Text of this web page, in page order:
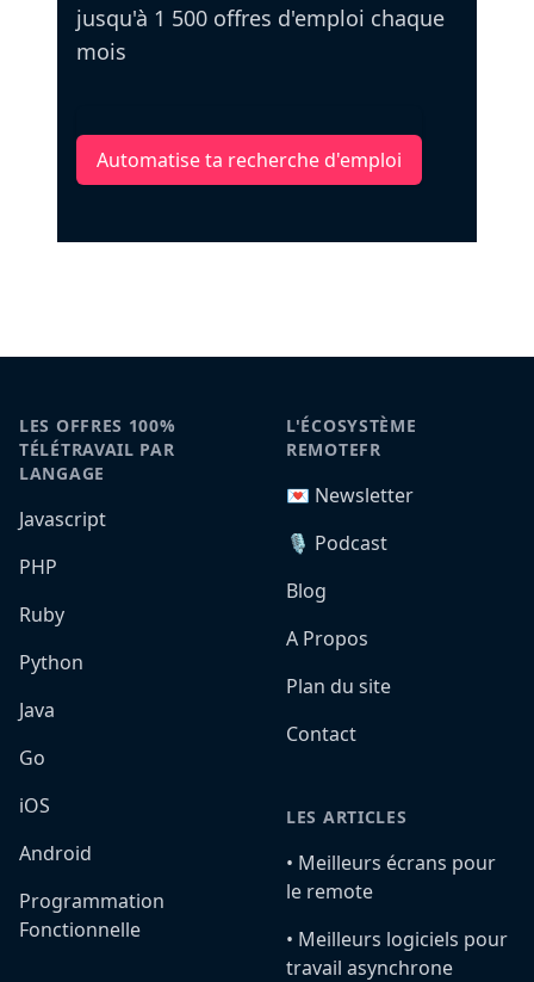
jusqu'à 1 500 offres d'emploi chaque
mois
Automatise ta recherche d'emploi
LES OFFRES 100%
TÉLÉTRAVAIL PAR
LANGAGE
Javascript
PHP
Ruby
Python
Java
Go
iOS
Android
Programmation
Fonctionnelle
L'ÉCOSYSTÈME
REMOTEFR
💌 Newsletter
🎙️ Podcast
Blog
A Propos
Plan du site
Contact
LES ARTICLES
•️ Meilleurs écrans pour
le remote
•️ Meilleurs logiciels pour
travail asynchrone